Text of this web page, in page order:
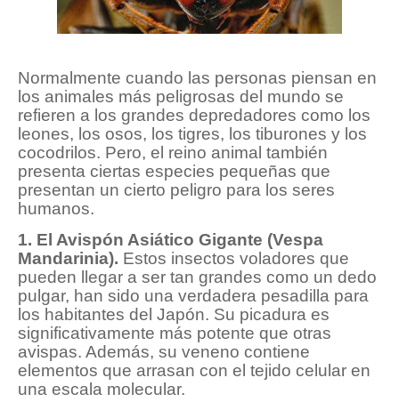
Normalmente cuando las personas piensan en
los animales más peligrosas del mundo se
refieren a los grandes depredadores como los
leones, los osos, los tigres, los tiburones y los
cocodrilos. Pero, el reino animal también
presenta ciertas especies pequeñas que
presentan un cierto peligro para los seres
humanos.
1. El Avispón Asiático Gigante (Vespa
Mandarinia). Estos insectos voladores que
pueden llegar a ser tan grandes como un dedo
pulgar, han sido una verdadera pesadilla para
los habitantes del Japón. Su picadura es
significativamente más potente que otras
avispas. Además, su veneno contiene
elementos que arrasan con el tejido celular en
una escala molecular.